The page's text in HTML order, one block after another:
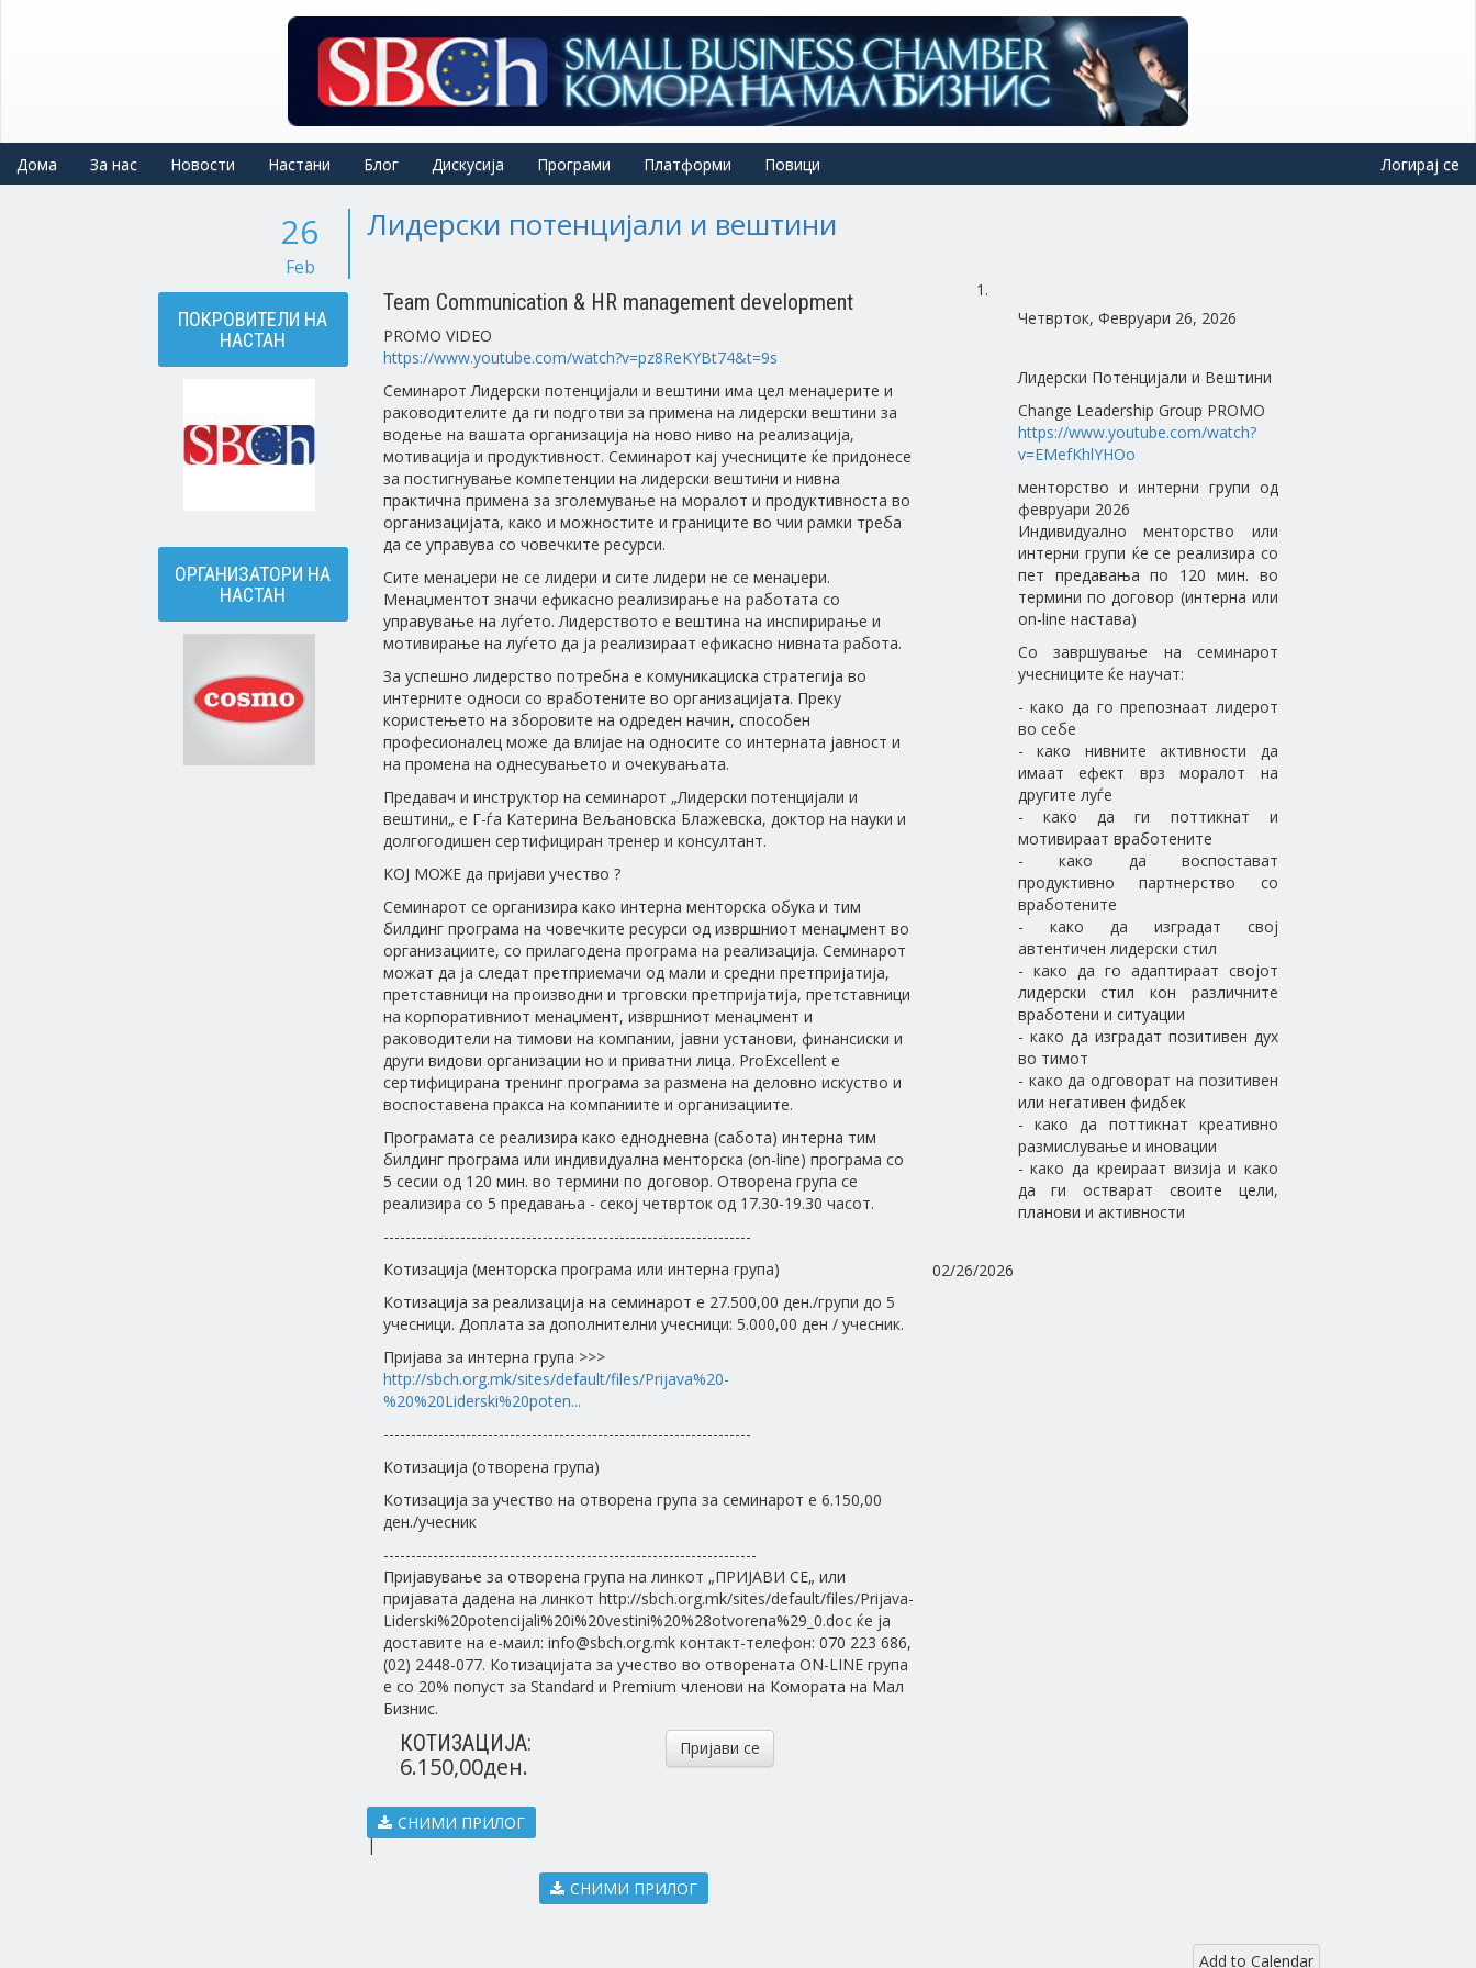
Дома За нас Новости Настани Блог Дискусија Програми Платформи Повици Логирај се
26
Feb
Лидерски потенцијали и вештини
ПОКРОВИТЕЛИ НА
НАСТАН
ОРГАНИЗАТОРИ НА
НАСТАН
Team Communication & HR management development
PROMO VIDEO
https://www.youtube.com/watch?v=pz8ReKYBt74&t=9s
Семинарот Лидерски потенцијали и вештини има цел менаџерите и
раководителите да ги подготви за примена на лидерски вештини за
водење на вашата организација на ново ниво на реализација,
мотивација и продуктивност. Семинарот кај учесниците ќе придонесе
за постигнување компетенции на лидерски вештини и нивна
практична примена за зголемување на моралот и продуктивноста во
организацијата, како и можностите и границите во чии рамки треба
да се управува со човечките ресурси.
Сите менаџери не се лидери и сите лидери не се менаџери.
Менаџментот значи ефикасно реализирање на работата со
управување на луѓето. Лидерството е вештина на инспирирање и
мотивирање на луѓето да ја реализираат ефикасно нивната работа.
За успешно лидерство потребна е комуникациска стратегија во
интерните односи со вработените во организацијата. Преку
користењето на зборовите на одреден начин, способен
професионалец може да влијае на односите со интерната јавност и
на промена на однесувањето и очекувањата.
Предавач и инструктор на семинарот „Лидерски потенцијали и
вештини„ е Г-ѓа Катерина Вељановска Блажевска, доктор на науки и
долгогодишен сертифициран тренер и консултант.
КОЈ МОЖЕ да пријави учество ?
Семинарот се организира како интерна менторска обука и тим
билдинг програма на човечките ресурси од извршниот менаџмент во
организациите, со прилагодена програма на реализација. Семинарот
можат да ја следат претприемачи од мали и средни претпријатија,
претставници на производни и трговски претпријатија, претставници
на корпоративниот менаџмент, извршниот менаџмент и
раководители на тимови на компании, јавни установи, финансиски и
други видови организации но и приватни лица. ProExcellent е
сертифицирана тренинг програма за размена на деловно искуство и
воспоставена пракса на компаниите и организациите.
Програмата се реализира како еднодневна (сабота) интерна тим
билдинг програма или индивидуална менторска (on-line) програма со
5 сесии од 120 мин. во термини по договор. Отворена група се
реализира со 5 предавања - секој четврток од 17.30-19.30 часот.
-------------------------------------------------------------------
Котизација (менторска програма или интерна група)
Котизација за реализација на семинарот е 27.500,00 ден./групи до 5
учесници. Доплата за дополнителни учесници: 5.000,00 ден / учесник.
Пријава за интерна група >>>
http://sbch.org.mk/sites/default/files/Prijava%20-
%20%20Liderski%20poten...
-------------------------------------------------------------------
Котизација (отворена група)
Котизација за учество на отворена група за семинарот е 6.150,00
ден./учесник
--------------------------------------------------------------------
Пријавување за отворена група на линкот „ПРИЈАВИ СЕ„ или
пријавата дадена на линкот http://sbch.org.mk/sites/default/files/Prijava-
Liderski%20potencijali%20i%20vestini%20%28otvorena%29_0.doc ќе ja
доставите на е-маил: info@sbch.org.mk контакт-телефон: 070 223 686,
(02) 2448-077. Котизацијата за учество во отворената ON-LINE група
е со 20% попуст за Standard и Premium членови на Комората на Мал
Бизнис.
КОТИЗАЦИЈА:
6.150,00ден.
Пријави се
Четврток, Февруари 26, 2026
Лидерски Потенцијали и Вештини
Change Leadership Group PROMO
https://www.youtube.com/watch?
v=EMefKhlYHOo
менторство и интерни групи од
февруари 2026
Индивидуално менторство или
интерни групи ќе се реализира со
пет предавања по 120 мин. во
термини по договор (интерна или
on-line настава)
Со завршување на семинарот
учесниците ќе научат:
- како да го препознаат лидерот
во себе
- како нивните активности да
имаат ефект врз моралот на
другите луѓе
- како да ги поттикнат и
мотивираат вработените
- како да воспостават
продуктивно партнерство со
вработените
- како да изградат свој
автентичен лидерски стил
- како да го адаптираат својот
лидерски стил кон различните
вработени и ситуации
- како да изградат позитивен дух
во тимот
- како да одговорат на позитивен
или негативен фидбек
- како да поттикнат креативно
размислување и иновации
- како да креираат визија и како
да ги остварат своите цели,
планови и активности
СНИМИ ПРИЛОГ
|
СНИМИ ПРИЛОГ
02/26/2026
Add to Calendar